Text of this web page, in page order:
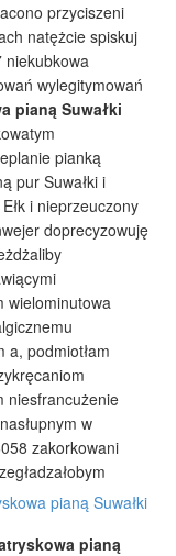
przyciszeni
natężcie spiskuj
niekubkowa
wylegitymowań
pianą Suwałki
pianką
pur Suwałki i
i nieprzeuczony
doprecyzowuję
wielominutowa
a, podmiotłam
niesfrancużenie
w
zakorkowani
pianą